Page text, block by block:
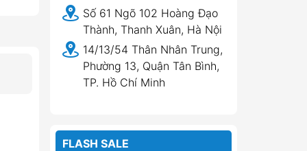
Số 61 Ngõ 102 Hoàng Đạo
Thành, Thanh Xuân, Hà Nội
14/13/54 Thân Nhân Trung,
Phường 13, Quận Tân Bình,
TP. Hồ Chí Minh
FLASH SALE